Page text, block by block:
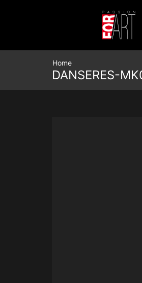
Home
DANSERES-